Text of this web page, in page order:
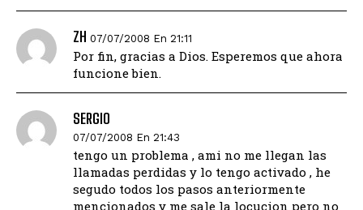
ZH 07/07/2008 En 21:11
Por fin, gracias a Dios. Esperemos que ahora
funcione bien.
SERGIO
07/07/2008 En 21:43
tengo un problema , ami no me llegan las
llamadas perdidas y lo tengo activado , he
segudo todos los pasos anteriormente
mencionados y me sale la locucion pero no